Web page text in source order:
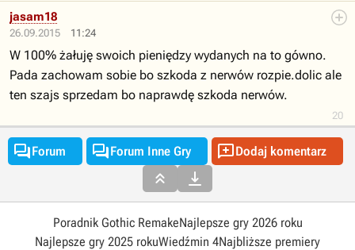
26.09.2015 11:24
20
jasam18
W 100% żałuję swoich pieniędzy wydanych na to gówno.
Pada zachowam sobie bo szkoda z nerwów rozpie.dolic ale
ten szajs sprzedam bo naprawdę szkoda nerwów.
Forum Forum Inne Gry Dodaj komentarz
 
Poradnik Gothic RemakeNajlepsze gry 2026 roku
Najlepsze gry 2025 rokuWiedźmin 4Najbliższe premiery